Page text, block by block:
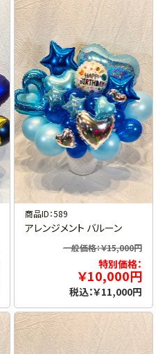
商品ID：589
アレンジメント バルーン
一般価格：￥15,000円
特別価格：
￥10,000円
税込：￥11,000円